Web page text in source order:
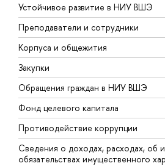
Устойчивое развитие в НИУ ВШЭ
Преподаватели и сотрудники
Корпуса и общежития
Закупки
Обращения граждан в НИУ ВШЭ
Фонд целевого капитала
Противодействие коррупции
Сведения о доходах, расходах, об
обязательствах имущественного